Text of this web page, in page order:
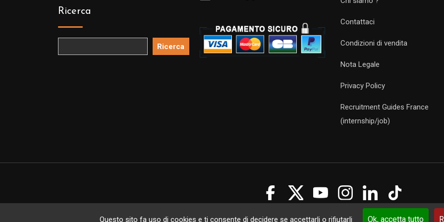
Questo sito fa uso di cookies e ti consente di decidere se accettarli o rifiutarli Ok, accetta tutto
Ricerca
Ricerca
Contattaci
Condizioni di vendita
Nota Legale
Privacy Policy
Recruitment Guides France
(internship/job)
Copyright Guides 2021. Tous droits réservés.Développement web sur mesure